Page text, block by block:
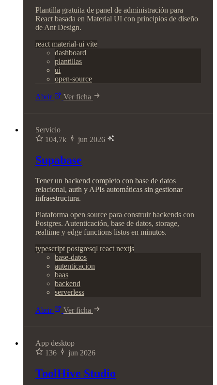
Plantilla gratuita de panel de administración para
React basada en Material UI con principios de diseño
de Ant Design.
react material-ui vite
dashboard
plantillas
ui
open-source
Abrir Ver ficha
Servicio
104,7k
jun 2026
Supabase
Tener un backend completo con base de datos
relacional, auth y APIs automáticas sin gestionar
infraestructura.
Plataforma open source para construir backends con
Postgres. Autenticación, base de datos, storage,
realtime y edge functions listos en minutos.
typescript postgresql react nextjs
base-datos
autenticacion
baas
backend
serverless
Abrir Ver ficha
App desktop
136
jun 2026
ToolHive Studio